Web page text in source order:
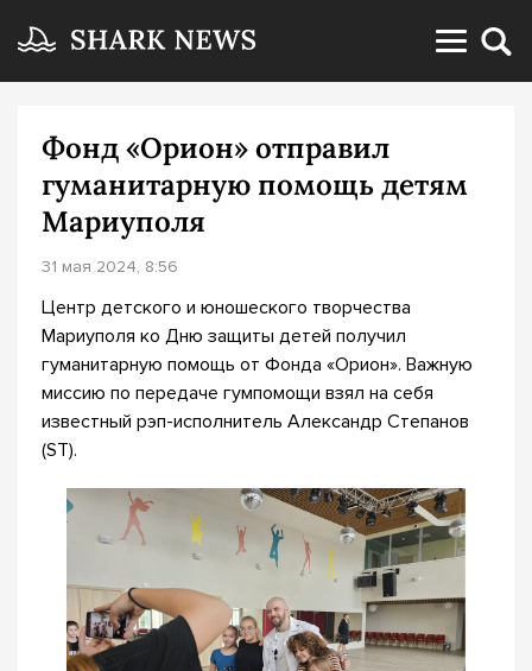
Фонд «Орион» отправил
гуманитарную помощь детям
Мариуполя
31 мая 2024, 8:56
Центр детского и юношеского творчества
Мариуполя ко Дню защиты детей получил
гуманитарную помощь от Фонда «Орион». Важную
миссию по передаче гумпомощи взял на себя
известный рэп-исполнитель Александр Степанов
(ST).